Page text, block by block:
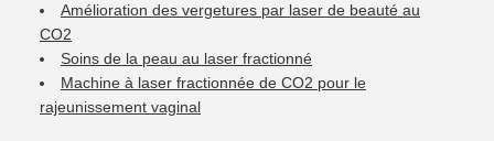
Amélioration des vergetures par laser de beauté au
CO2
Soins de la peau au laser fractionné
Machine à laser fractionnée de CO2 pour le
rajeunissement vaginal